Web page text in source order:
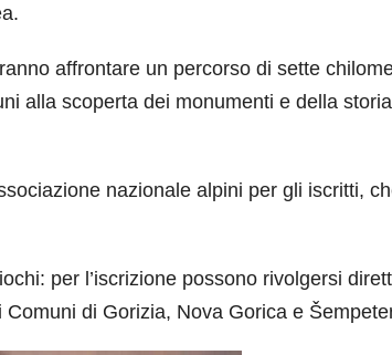
affrontare un percorso di sette
alla scoperta dei monumenti e della
nazionale alpini per gli iscritti,
per l’iscrizione possono rivolgersi
di Gorizia, Nova Gorica e